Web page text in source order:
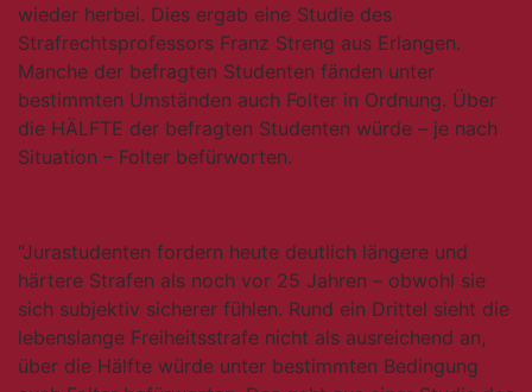
wieder herbei. Dies ergab eine Studie des
Strafrechtsprofessors Franz Streng aus Erlangen.
Manche der befragten Studenten fänden unter
bestimmten Umständen auch Folter in Ordnung. Über
die HÄLFTE der befragten Studenten würde – je nach
Situation – Folter befürworten.
“Jurastudenten fordern heute deutlich längere und
härtere Strafen als noch vor 25 Jahren – obwohl sie
sich subjektiv sicherer fühlen. Rund ein Drittel sieht die
lebenslange Freiheitsstrafe nicht als ausreichend an,
über die Hälfte würde unter bestimmten Bedingung